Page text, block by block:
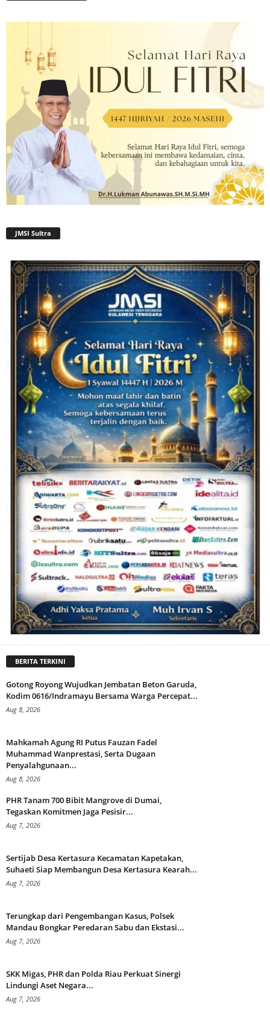
JMSI Sultra
BERITA TERKINI
Gotong Royong Wujudkan Jembatan Beton Garuda,
Kodim 0616/Indramayu Bersama Warga Percepat...
Aug 8, 2026
Mahkamah Agung RI Putus Fauzan Fadel
Muhammad Wanprestasi, Serta Dugaan
Penyalahgunaan...
Aug 8, 2026
PHR Tanam 700 Bibit Mangrove di Dumai,
Tegaskan Komitmen Jaga Pesisir...
Aug 7, 2026
Sertijab Desa Kertasura Kecamatan Kapetakan,
Suhaeti Siap Membangun Desa Kertasura Kearah...
Aug 7, 2026
Terungkap dari Pengembangan Kasus, Polsek
Mandau Bongkar Peredaran Sabu dan Ekstasi...
Aug 7, 2026
SKK Migas, PHR dan Polda Riau Perkuat Sinergi
Lindungi Aset Negara...
Aug 7, 2026